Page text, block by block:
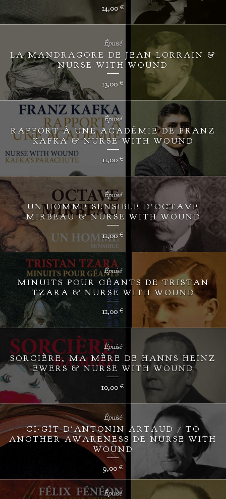
14,00€
LA MANDRAGORE DE JEAN LORRAIN &
NURSE WITH WOUND
13,00 €
Épuisé
RAPPORT À UNE ACADÉMIE DE FRANZ
KAFKA & NURSE WITH WOUND
11,00 €
Épuisé
UN HOMME SENSIBLE D'OCTAVE
MIRBEAU & NURSE WITH WOUND
11,00 €
Épuisé
MINUITS POUR GÉANTS DE TRISTAN
TZARA & NURSE WITH WOUND
11,00€
Épuisé
SORCIÈRE, MA MÈRE DE HANNS HEINZ
EWERS & NURSE WITH WOUND
10,00 €
Épuisé
CI-GÎT D'ANTONIN ARTAUD / TO
ANOTHER AWARENESS DE NURSE WITH
WOUND
9,00 €
Épuisé
Épuisé